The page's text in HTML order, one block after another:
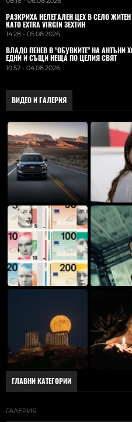
РАЗКРИХА НЕЛЕГАЛЕН ЦЕХ В СЕЛО
КАТО EXTRA VIRGIN ЗЕХТИН
14:28 - 05.08.2026
ВЛАДO ПЕНЕВ В "ОБУВКИТЕ" НА АНТЪНИ
ЕДНИ И СЪЩИ НЕЩА ПО ЦЕЛИЯ СВЯТ
10:52 - 04.08.2026
ВИДЕО И ГАЛЕРИЯ
ГЛАВНИ КАТЕГОРИИ
ГАЛЕРИЯ